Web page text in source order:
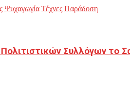
Ψυχαγωγία Τέχνες Παράδοση
Συλλόγων το